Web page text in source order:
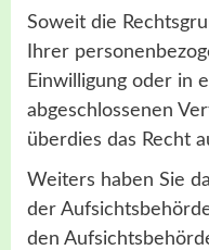
Soweit die
Ihrer
Einwilligung oder in
abgeschlossenen
überdies das Recht
Weiters haben Sie
der
den